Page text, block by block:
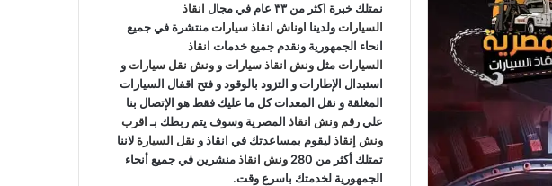
نمتلك خبرة اكثر من ٣٣ عام في مجال
انقاذ
السياراتولدينا اوناش انقاذ سياراتمنتشرة في جميع
انحاء الجمهورية ونقدم جميع خدمات انقاذ
السياراتمثلونش انقاذ سياراتوونش نقل سياراتو
استبدال الإطارات و التزود بالوقود و فتح اقفال السيارات
المغلقة و نقل المعدات كل ما عليك فقط هو الإتصال بنا
عليرقم ونش انقاذ المصرية وسوف يتم ربطك بـ اقرب
ونش إنقاذليقوم بمساعدتك في انقاذ و نقل السيارة لاننا
تمتلك أكثر من 280
ونش انقاذمنشرين في جميع أنحاء
الجمهورية لخدمتك باسرع وقت.